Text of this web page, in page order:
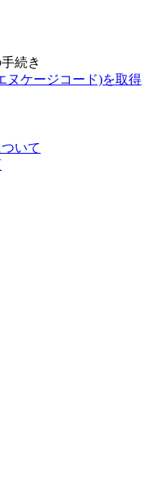
続き
ヌケージコード)を取得
いて